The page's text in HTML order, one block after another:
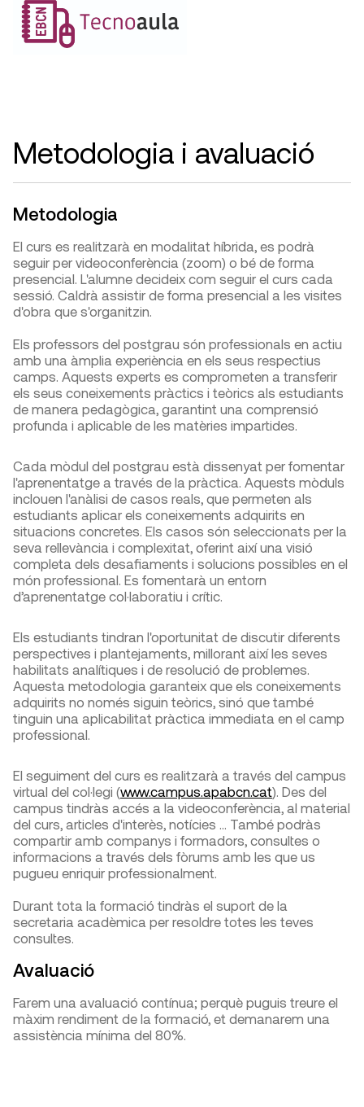
Metodologia i avaluació
Metodologia
El curs es realitzarà en modalitat híbrida, es podrà
seguir per videoconferència (zoom) o bé de forma
presencial. L'alumne decideix com seguir el curs cada
sessió. Caldrà assistir de forma presencial a les visites
d'obra que s'organitzin.
Els professors del postgrau són professionals en actiu
amb una àmplia experiència en els seus respectius
camps. Aquests experts es comprometen a transferir
els seus coneixements pràctics i teòrics als estudiants
de manera pedagògica, garantint una comprensió
profunda i aplicable de les matèries impartides.
Cada mòdul del postgrau està dissenyat per fomentar
l'aprenentatge a través de la pràctica. Aquests mòduls
inclouen l'anàlisi de casos reals, que permeten als
estudiants aplicar els coneixements adquirits en
situacions concretes. Els casos són seleccionats per la
seva rellevància i complexitat, oferint així una visió
completa dels desafiaments i solucions possibles en el
món professional. Es fomentarà un entorn
d’aprenentatge col·laboratiu i crític.
Els estudiants tindran l'oportunitat de discutir diferents
perspectives i plantejaments, millorant així les seves
habilitats analítiques i de resolució de problemes.
Aquesta metodologia garanteix que els coneixements
adquirits no només siguin teòrics, sinó que també
tinguin una aplicabilitat pràctica immediata en el camp
professional.
El seguiment del curs es realitzarà a través del campus
virtual del col·legi (www.campus.apabcn.cat). Des del
campus tindràs accés a la videoconferència, al material
del curs, articles d'interès, notícies ... També podràs
compartir amb companys i formadors, consultes o
informacions a través dels fòrums amb les que us
pugueu enriquir professionalment.
Durant tota la formació tindràs el suport de la
secretaria acadèmica per resoldre totes les teves
consultes.
Avaluació
Farem una avaluació contínua; perquè puguis treure el
màxim rendiment de la formació, et demanarem una
assistència mínima del 80%.